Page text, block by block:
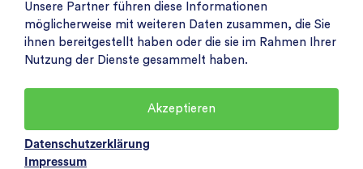
Unsere Partner führen diese Informationen
möglicherweise mit weiteren Daten zusammen, die Sie
ihnen bereitgestellt haben oder die sie im Rahmen Ihrer
Nutzung der Dienste gesammelt haben.
Akzeptieren
Datenschutzerklärung
Impressum